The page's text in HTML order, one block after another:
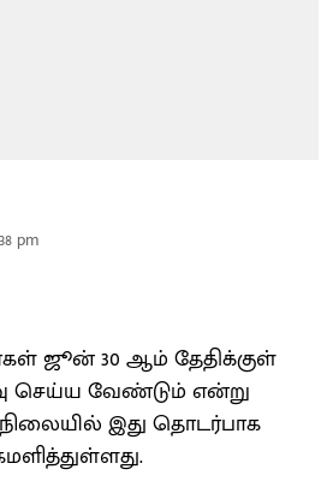
pm
ஜூன் 30 ஆம் தேதிக்குள்
செய்ய வேண்டும் என்று
இது தொடர்பாக